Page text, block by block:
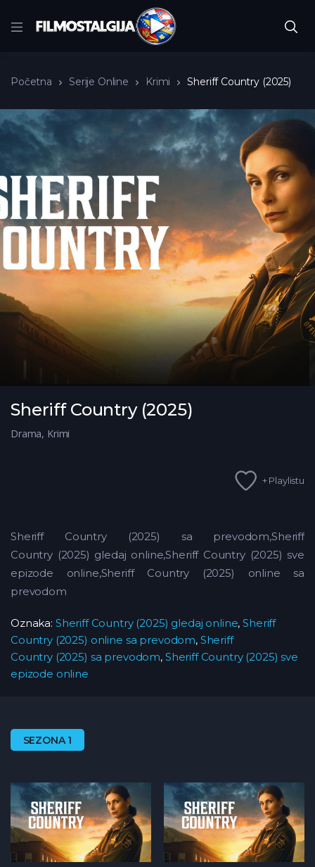
Početna Serije Online Krimi Sheriff Country (2025)
Sheriff Country (2025)
Drama, Krimi
+ Playlistu
Sheriff Country (2025) sa prevodom,Sheriff
Country (2025) gledaj online,Sheriff Country (2025) sve
epizode online,Sheriff Country (2025) online sa
prevodom
Oznaka: Sheriff Country (2025) gledaj online,Sheriff
Country (2025) online sa prevodom, Sheriff
Country (2025) sa prevodom, Sheriff Country (2025) sve
epizode online
SEZONA 1